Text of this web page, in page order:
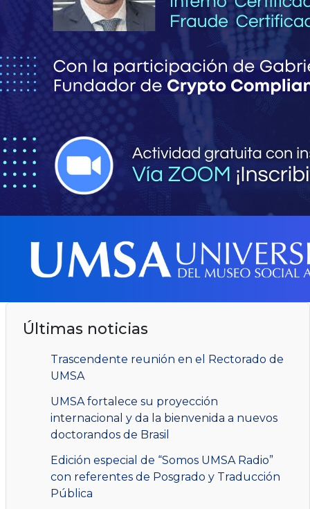
Últimas noticias
Trascendente reunión en el Rectorado de
UMSA
UMSA fortalece su proyección
internacional y da la bienvenida a nuevos
doctorandos de Brasil
Edición especial de “Somos UMSA Radio”
con referentes de Posgrado y Traducción
Pública